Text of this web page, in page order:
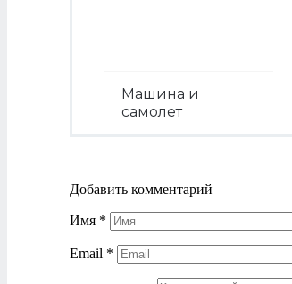
Машина и
самолет
Добавить комментарий
Имя *
Email *